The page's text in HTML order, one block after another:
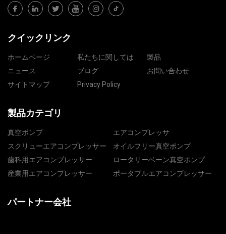
クイックリンク
ホームページ 私たちに関しては
製品
ニュース
ブログ
お問い合わせ
サイトマップ
Privacy Policy
製品カテゴリ
真空ポンプ
エアコンプレッサ
スクリューエアコンプレッサー
オイルフリー真空ポンプ
歯科用エアコンプレッサー
ロータリーベーン真空ポンプ
産業用エアコンプレッサー
ポータブルエアコンプレッサー
パートナー会社